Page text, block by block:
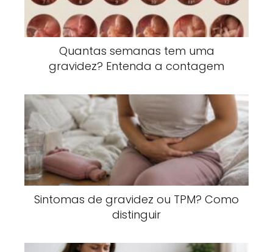
Quantas semanas tem uma
gravidez? Entenda a contagem
Sintomas de gravidez ou TPM? Como
distinguir